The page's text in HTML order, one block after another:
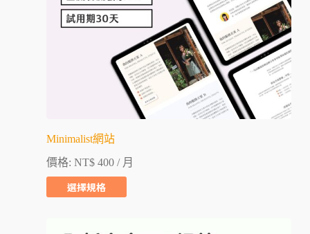
Minimalist網站
價格: NT$ 400 / 月
選擇規格